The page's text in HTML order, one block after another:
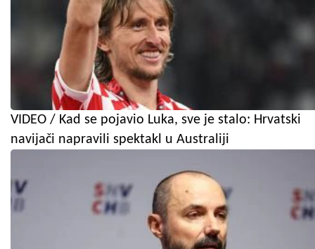
VIDEO / Kad se pojavio Luka, sve je stalo: Hrvatski
navijači napravili spektakl u Australiji